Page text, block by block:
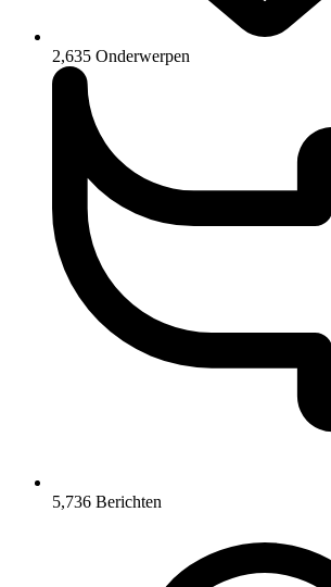
2,635 Onderwerpen
5,736 Berichten